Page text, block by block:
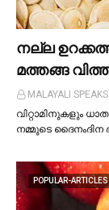
നല്ല
മത്തങ്ങ
MALAYALI SPEAKS
വിറ്റാമിനുകളും
നമ്മുടെ ദൈനംദിന
POPULAR-ARTICLES